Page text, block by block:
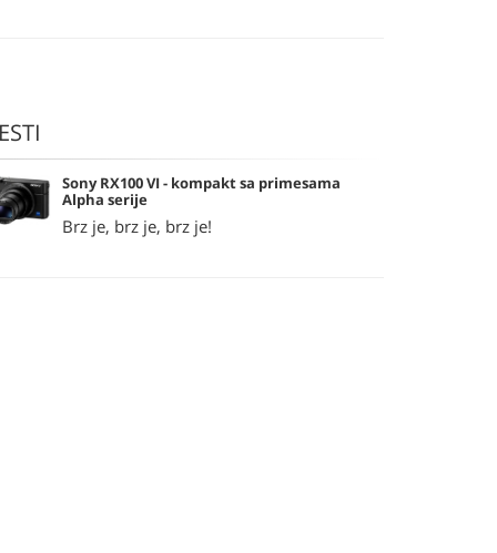
Sony RX100 VI - kompakt sa primesama
Alpha serije
Brz je, brz je, brz je!